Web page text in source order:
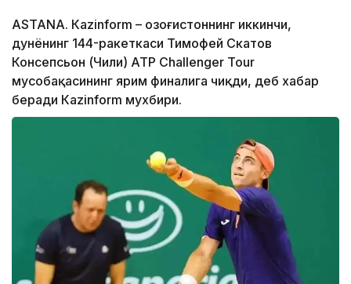
ASTANА. Кazinform – Қозоғистоннинг иккинчи,
дунёнинг 144-ракеткаси Тимофей Скатов
Консепсьон (Чили) АТP Challenger Тоur
мусобақасининг ярим финалига чиқди, деб хабар
беради Кazinform мухбири.